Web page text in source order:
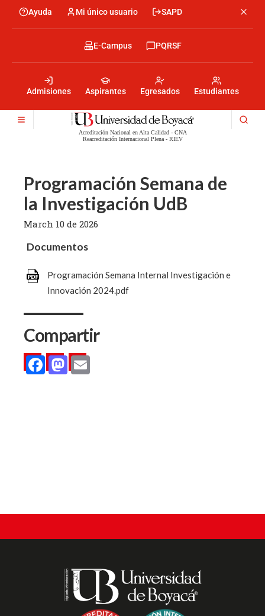
main
Menu
encabezado
Ayuda Mi único usuario SAPD
encabezado
Admisiones Aspirantes Egresados Estudiantes
Menu
encabezado
-
Derecha
E-Campus PQRSF
Menú
Acreditación Nacional en Alta Calidad - CNA
Reacreditación Internacional Plena - RIEV
Programación Semana de
la Investigación UdB
March 10 de 2026
Documentos
Programación Semana Internal Investigación e
Innovación 2024.pdf
Compartir
Facebook
Mastodon
Email